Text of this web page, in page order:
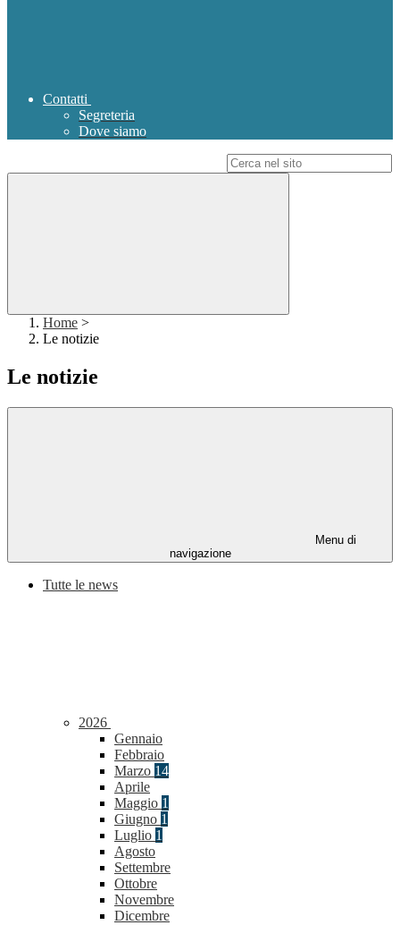
Contatti
Segreteria
Dove siamo
Home >
Le notizie
Le notizie
Menu di
navigazione
Tutte le news
2026
Gennaio
Febbraio
Marzo 14
Aprile
Maggio 1
Giugno 1
Luglio 1
Agosto
Settembre
Ottobre
Novembre
Dicembre